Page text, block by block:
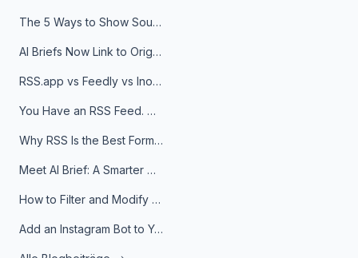
The 5 Ways to Show Sources in Your AI Brief, And When to Use Each
AI Briefs Now Link to Original Sources. Here's Why It Matters
RSS.app vs Feedly vs Inoreader: Which One Is Actually Right for You?
You Have an RSS Feed. Now What?
Why RSS Is the Best Format for AI Agents in 2026
Meet AI Brief: A Smarter Way to Stay on Top of Information
How to Filter and Modify RSS Feeds
Add an Instagram Bot to Your Telegram Channel, Group, or Topic